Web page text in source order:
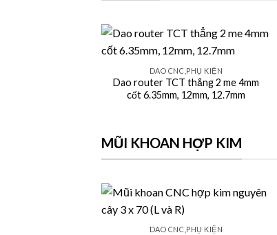
DAO CNC,PHỤ KIỆN
Dao router TCT thẳng 2 me 4mm
cốt 6.35mm, 12mm, 12.7mm
MŨI KHOAN HỢP KIM
DAO CNC,PHỤ KIỆN